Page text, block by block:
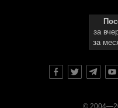
за
за
©